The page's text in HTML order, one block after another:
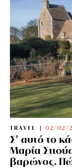
TRAVEL 02/02/
Σ’ αυτό το
Μαρία
βαρώνος.